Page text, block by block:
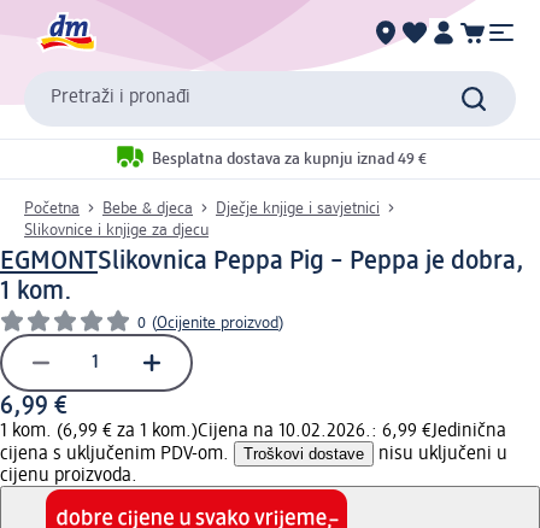
Pretraži i pronađi
Besplatna dostava za kupnju iznad 49 €
Početna Bebe & djeca
Dječje knjige i savjetnici
Slikovnice i knjige za djecu
EGMONTSlikovnica Peppa Pig – Peppa je dobra,
1 kom.
0 (Ocijenite proizvod)
6,99 €
1 kom. (6,99 € za 1 kom.)Cijena na 10.02.2026.: 6,99 €Jedinična
cijena s uključenim PDV-om.
Troškovi dostave
nisu uključeni u
cijenu proizvoda.